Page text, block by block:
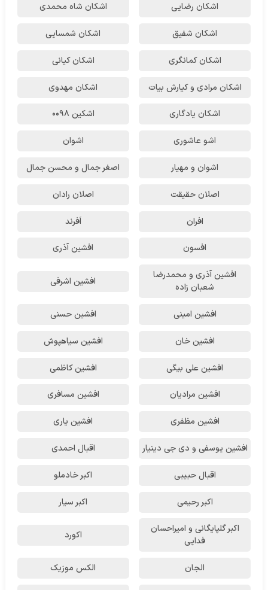
اشکان رضایی اشکان شاه محمدی
اشکان شفیق اشکان شمسایی
اشکان‌ کمانگری اشکان کیانی
اشکان مرادی و کیارش بیات اشکان مهدوی
اشکان یادگاری اشکین ۰۰۹۸
اشو عاشوری اشوان
اشوان و مهیار اصغر جمال و محسن جمال
اصلان حقیقت اصلان رادان
افران اَفرند
افسون افشین آذری
افشین آذری و محمدرضا
شعبان زاده
افشین اشرفی
افشین امینی افشین حسنی
افشین خان افشین سیاهپوش
افشین علی بیگی افشین کاظمی
افشین مرادیان افشین مسافری
افشین مظفری افشین یاری
افشین یوسفی و دی جی دینیار اقبال احمدی
اقبال حبیبی اکبر خادملو
اکبر رحیمی اکبر سیار
اکبر گلپایگانی و امیراحسان
فدایی
اکورد
الجان الکس موزیک